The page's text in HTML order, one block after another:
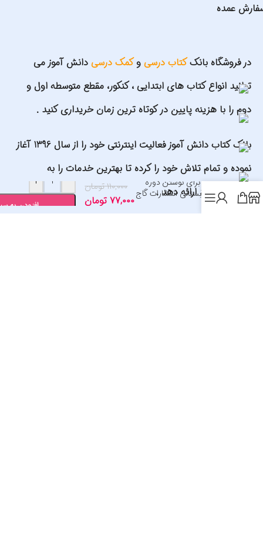
عمده
در فروشگاه بانککتاب درسی وکمک درسی دانش آموز می
توانید انواع کتاب های ابتدایی ، کنکور، مقطع متوسطه اول و
دوم را با هزینه پایین در کوتاه ترین زمان خریداری کنید .
بانک کتاب دانش آموز فعالیت اینترنتی خود را از سال 1396 آغاز
نموده و تمام تلاش خود را کرده تا بهترین خدمات را به
مشتریان خود ارائه دهد .
آمادگی برای نوشتن دوره
پیش دبستانی انتشارات گاج
1404
۱۱۰,۰۰۰تومان
۷۷,۰۰۰ تومان
+
افزودن به